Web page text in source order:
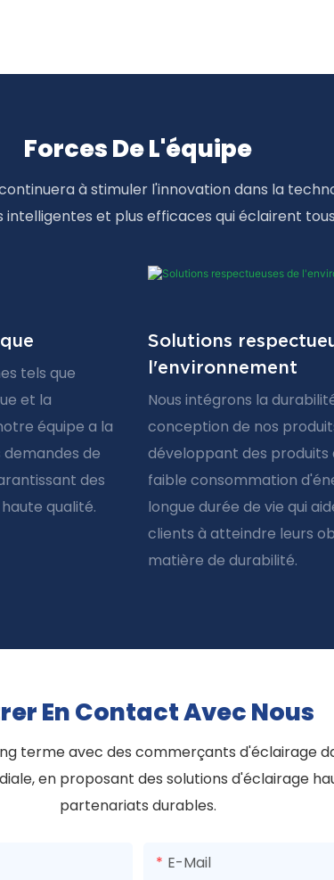
Forces De L'équipe
à stimuler l'innovation dans la
intelligentes et plus efficaces qui éclairent
tels que
et la
équipe a la
de
des
qualité.
Solutions
l'environnement
Nous intégrons la
conception de nos
développant des produits
faible consommation
longue durée de vie qui
clients à atteindre leurs
matière de durabilité.
En Contact Avec Nous
terme avec des commerçants d'éclairage
en proposant des solutions d'éclairage
partenariats durables.
E-Mail